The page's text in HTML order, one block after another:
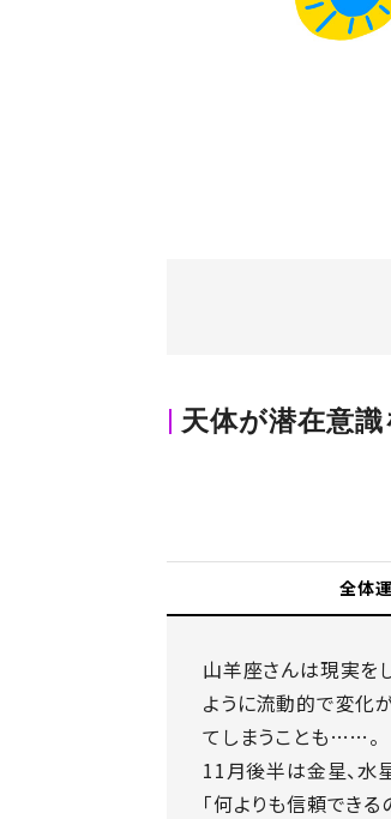
天体が潜在意
全体運
山羊座さんは現実を
ように流動的で変化
てしまうことも……。
11月後半は金星、水
「何よりも信頼でき